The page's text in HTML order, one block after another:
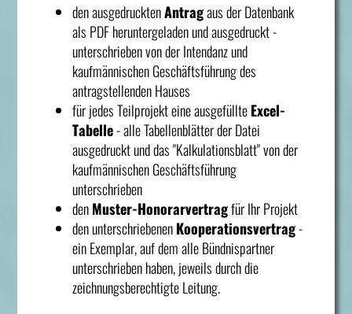
den ausgedrucktenAntragaus der Datenbank
als PDF heruntergeladen und ausgedruckt -
unterschrieben von der Intendanz und
kaufmännischen Geschäftsführung des
antragstellenden Hauses
für jedes Teilprojekt eine ausgefüllteExcel-
Tabelle- alle Tabellenblätter der Datei
ausgedruckt und das "Kalkulationsblatt" von der
kaufmännischen Geschäftsführung
unterschrieben
denMuster-Honorarvertragfür Ihr Projekt
den unterschriebenenKooperationsvertrag-
ein Exemplar, auf dem alle Bündnispartner
unterschrieben haben, jeweils durch die
zeichnungsberechtigte Leitung.